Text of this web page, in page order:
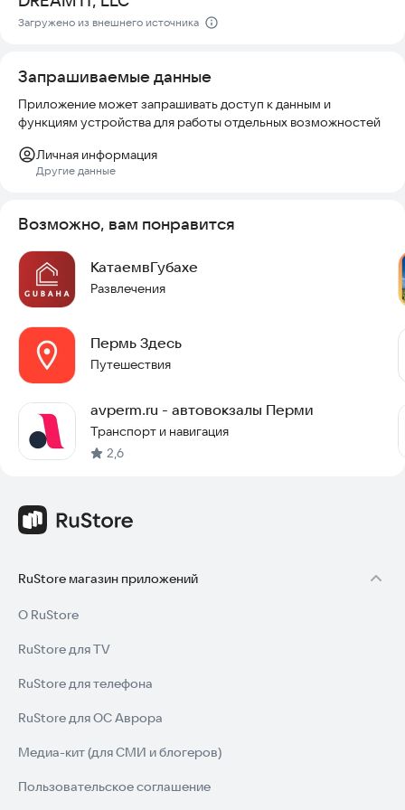
Загружено из внешнего источника
Запрашиваемые данные
Приложение может запрашивать доступ к данным и
функциям устройства для работы отдельных возможностей
Личная информация
Другие данные
Возможно, вам понравится
КатаемвГубахе
Развлечения
Пермь Здесь
Путешествия
avperm.ru - автовокзалы Перми
Транспорт и навигация
2,6
RuStore магазин приложений
О RuStore
RuStore для TV
RuStore для телефона
RuStore для ОС Аврора
Медиа-кит (для СМИ и блогеров)
Пользовательское соглашение